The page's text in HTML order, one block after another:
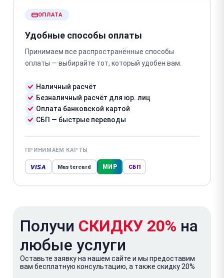
ОПЛАТА
Удобные способы оплаты
Принимаем все распространённые способы
оплаты — выбирайте тот, который удобен вам.
Наличный расчёт
Безналичный расчёт для юр. лиц
Оплата банковской картой
СБП — быстрые переводы
ПРИНИМАЕМ КАРТЫ
VISA Mastercard МИР СБП
Получи СКИДКУ 20% на
любые услуги
Оставьте заявку на нашем сайте и мы предоставим
вам бесплатную консультацию, а также скидку 20%